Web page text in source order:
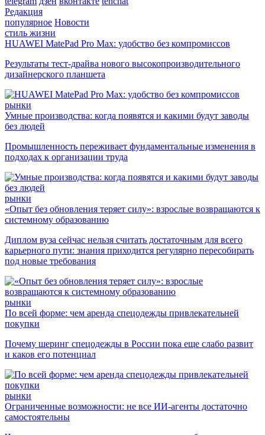
Редакция
популярное Новости
стиль жизни
HUAWEI MatePad Pro Max: удобство без компромиссов
Результаты тест-драйва нового высокопроизводительного
дизайнерского планшета
рынки
Умные производства: когда появятся и какими будут заводы
без людей
Промышленность переживает фундаментальные изменения в
подходах к организации труда
рынки
«Опыт без обновления теряет силу»: взрослые возвращаются к
системному образованию
Диплом вуза сейчас нельзя считать достаточным для всего
карьерного пути: знания приходится регулярно пересобирать
под новые требования
рынки
По всей форме: чем аренда спецодежды привлекательней
покупки
Почему шеринг спецодежды в России пока еще слабо развит
и каков его потенциал
рынки
Ограниченные возможности: не все ИИ-агенты достаточно
самостоятельны